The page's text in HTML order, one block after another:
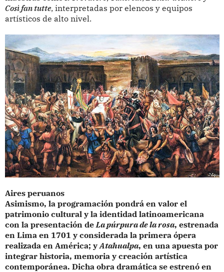
Così fan tutte, interpretadas por elencos y equipos
artísticos de alto nivel.
Aires peruanos
Asimismo, la programación pondrá en valor el
patrimonio cultural y la identidad latinoamericana
con la presentación de La púrpura de la rosa, estrenada
en Lima en 1701 y considerada la primera ópera
realizada en América; y Atahualpa, en una apuesta por
integrar historia, memoria y creación artística
contemporánea. Dicha obra dramática se estrenó en